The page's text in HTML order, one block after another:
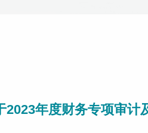
2023年度财务专项审